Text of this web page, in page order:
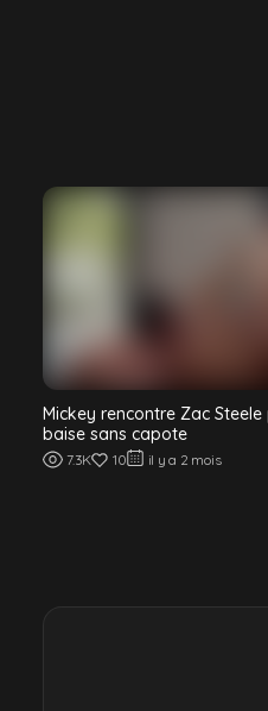
Mickey rencontre Zac
baise sans capote
7.3K 10 il y a 2 mois